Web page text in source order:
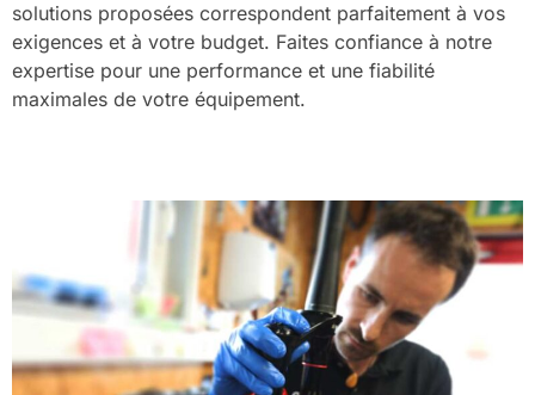
solutions proposées correspondent parfaitement à vos
exigences et à votre budget. Faites confiance à notre
expertise pour une performance et une fiabilité
maximales de votre équipement.